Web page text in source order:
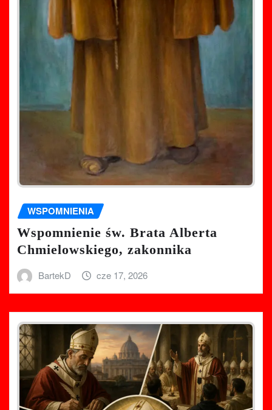
WSPOMNIENIA
Wspomnienie św. Brata Alberta
Chmielowskiego, zakonnika
BartekD cze 17, 2026